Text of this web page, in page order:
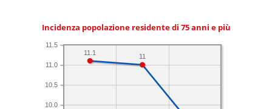
Incidenza popolazione residente di 75 anni e più
10.0
10.5
11.0
11.5
11
11.1